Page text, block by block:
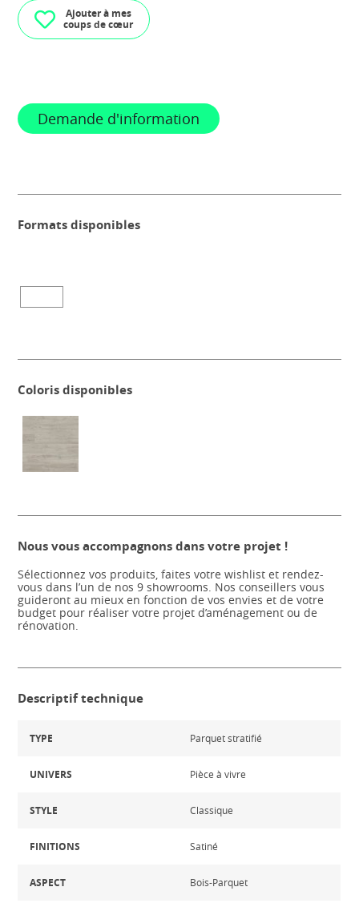
Ajouter à mes
coups de cœur
Demande d'information
Formats disponibles
Coloris disponibles
Nous vous accompagnons dans votre projet !
Sélectionnez vos produits, faites votre wishlist et rendez-
vous dans l’un de nos 9 showrooms. Nos conseillers vous
guideront au mieux en fonction de vos envies et de votre
budget pour réaliser votre projet d’aménagement ou de
rénovation.
Descriptif technique
TYPE Parquet stratifié
UNIVERS Pièce à vivre
STYLE Classique
FINITIONS Satiné
ASPECT Bois-Parquet